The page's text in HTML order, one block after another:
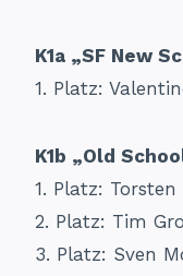
K1a „SF New
1. Platz:
K1b „Old
1. Platz:
2. Platz: Tim
3. Platz: Sven